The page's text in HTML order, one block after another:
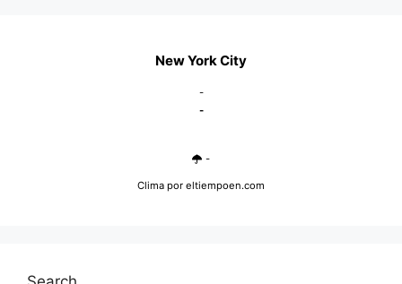
New York City
-
-
-
Clima por eltiempoen.com